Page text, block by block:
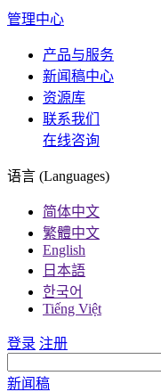
管理中心
产品与服务
新闻稿中心
资源库
联系我们
在线咨询
语言 (Languages)
简体中文
繁體中文
English
日本語
한국어
Tiếng Việt
登录 注册
新闻稿